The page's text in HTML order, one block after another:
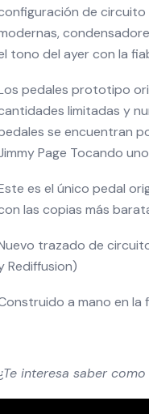
de circuito
tono del ayer con la
pedales prototipo
limitadas y
se encuentran
Page Tocando
es el único pedal
las copias más
trazado de
Rediffusion)
a mano en la
interesa saber como